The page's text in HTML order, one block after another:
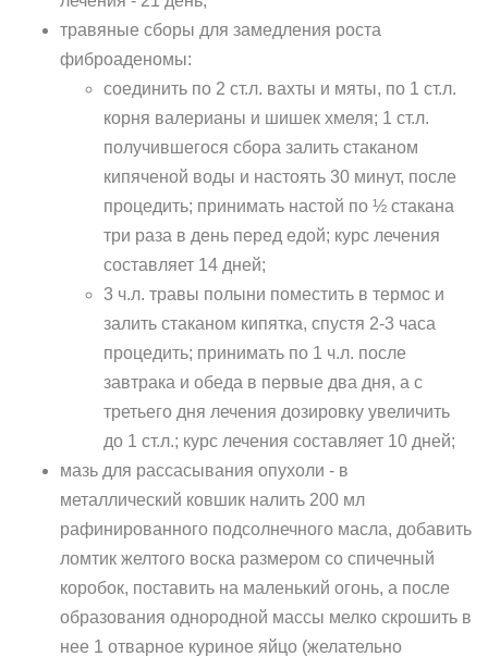
травяные сборы для замедления роста
фиброаденомы:
соединить по 2 ст.л. вахты и мяты, по 1 ст.л.
корня валерианы и шишек хмеля; 1 ст.л.
получившегося сбора залить стаканом
кипяченой воды и настоять 30 минут, после
процедить; принимать настой по ½ стакана
три раза в день перед едой; курс лечения
составляет 14 дней;
3 ч.л. травы полыни поместить в термос и
залить стаканом кипятка, спустя 2-3 часа
процедить; принимать по 1 ч.л. после
завтрака и обеда в первые два дня, а с
третьего дня лечения дозировку увеличить
до 1 ст.л.; курс лечения составляет 10 дней;
мазь для рассасывания опухоли - в
металлический ковшик налить 200 мл
рафинированного подсолнечного масла, добавить
ломтик желтого воска размером со спичечный
коробок, поставить на маленький огонь, а после
образования однородной массы мелко скрошить в
нее 1 отварное куриное яйцо (желательно